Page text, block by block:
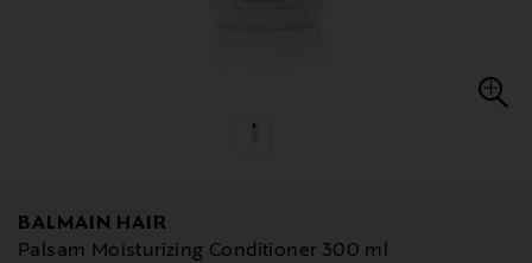
BALMAIN HAIR
Palsam Moisturizing Conditioner 300 ml